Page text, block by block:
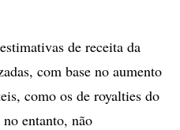
de receita da
com base no aumento
como os de royalties do
entanto, não